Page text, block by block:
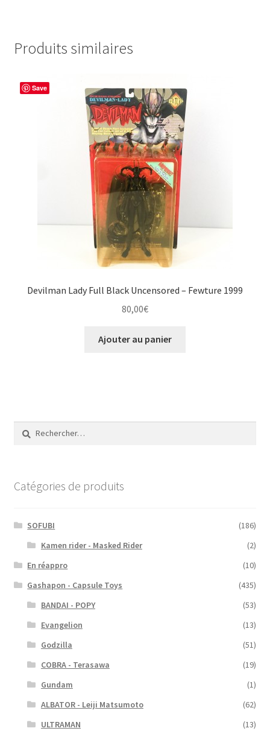
Produits similaires
Save
Devilman Lady Full Black Uncensored – Fewture 1999
80,00€
Ajouter au panier
Rechercher :
Catégories de produits
SOFUBI
(186)
Kamen rider - Masked Rider
(2)
En réappro
(10)
Gashapon - Capsule Toys
(435)
BANDAI - POPY
(53)
Evangelion
(13)
Godzilla
(51)
COBRA - Terasawa
(19)
Gundam
(1)
ALBATOR - Leiji Matsumoto
(62)
ULTRAMAN
(13)